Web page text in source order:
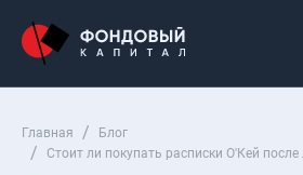
Главная
Блог
Стоит ли покупать расписки О'Кей